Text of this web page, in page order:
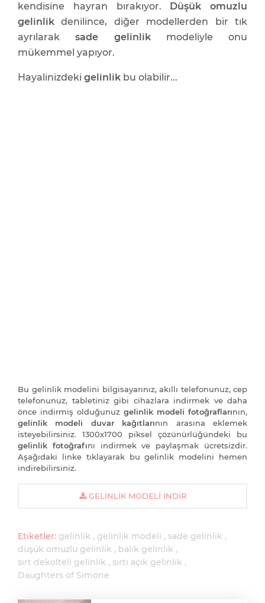
kendisine hayran bırakıyor. Düşük omuzlu
gelinlik denilince, diğer modellerden bir tık
ayrılaraksade gelinlikmodeliyle onu
mükemmel yapıyor.
Hayalinizdeki gelinlik bu olabilir...
Bu gelinlik modelini bilgisayarınız, akıllı telefonunuz, cep
telefonunuz, tabletiniz gibi cihazlara indirmek ve daha
önce indirmiş olduğunuz gelinlik modeli fotoğraflarının,
gelinlik modeli duvar kağıtlarının arasına eklemek
isteyebilirsiniz. 1300x1700 piksel çözünürlüğündeki bu
gelinlik fotoğrafını indirmek ve paylaşmak ücretsizdir.
Aşağıdaki linke tıklayarak bu gelinlik modelini hemen
indirebilirsiniz.
GELINLIK MODELI İNDIR
Etiketler: gelinlik gelinlik modeli
sade gelinlik
düşük omuzlu gelinlik
balık gelinlik
sırt dekolteli gelinlik
sırtı açık gelinlik
Daughters of Simone